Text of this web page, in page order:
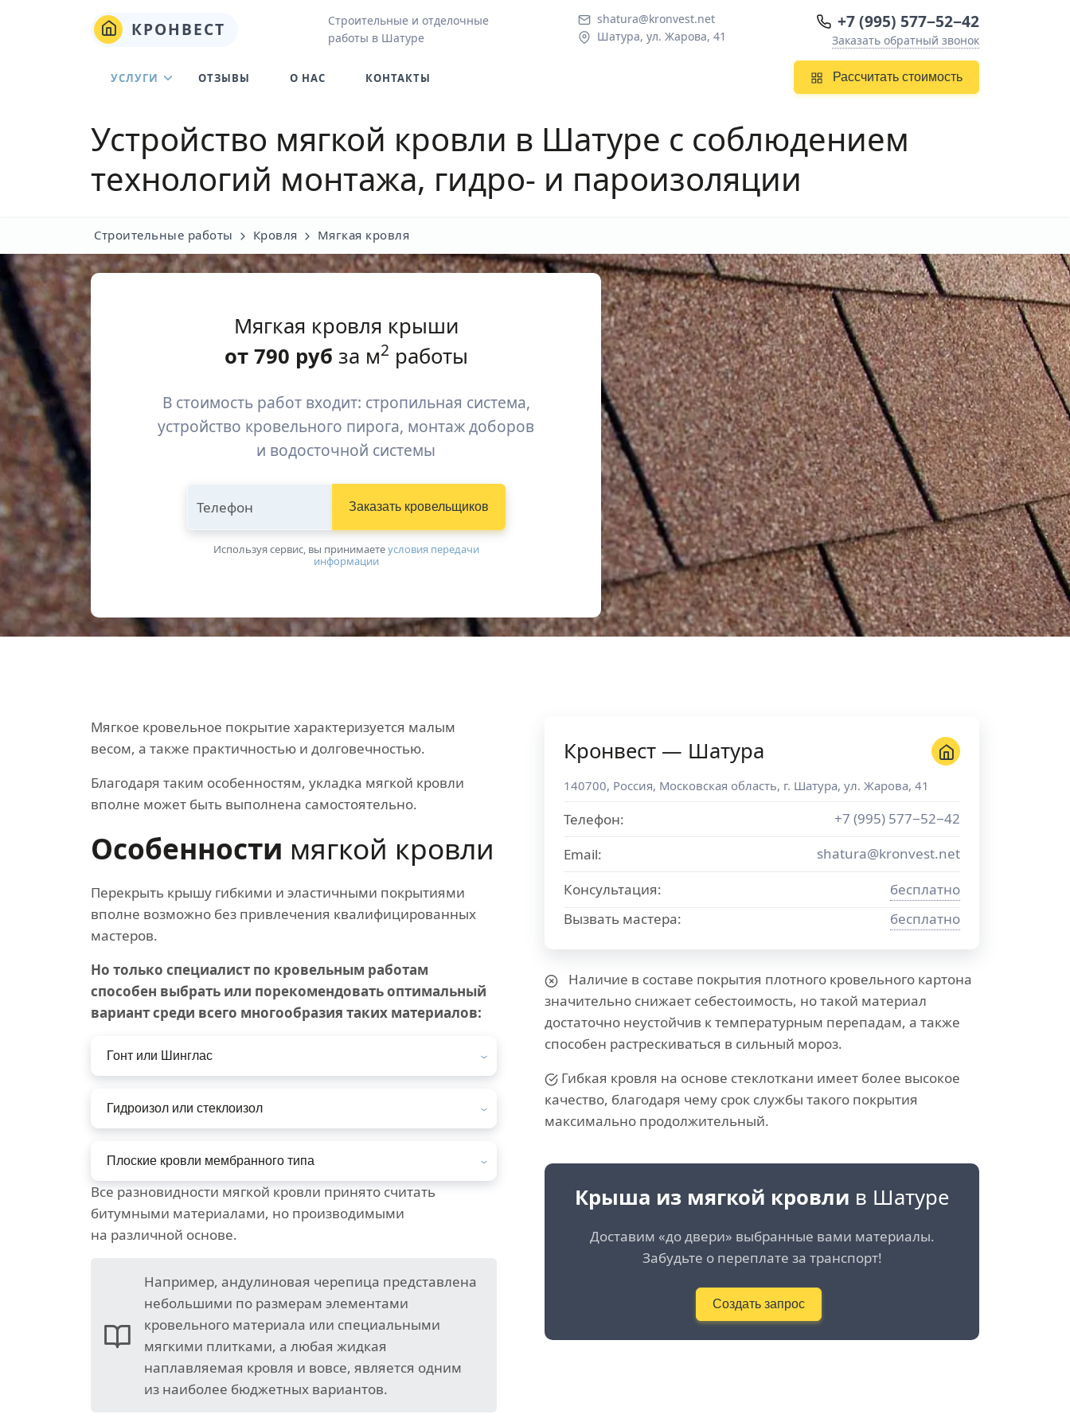
КРОНВЕСТ
Строительные и отделочные
работы в Шатуре
shatura@kronvest.net
Шатура, ул. Жарова, 41
+7 (995) 577−52−42
Заказать обратный звонок
Рассчитать стоимость
УСЛУГИ ОТЗЫВЫ О НАС КОНТАКТЫ
Устройство мягкой кровли в Шатуре с соблюдением
технологий монтажа, гидро- и пароизоляции
Строительные работы Кровля Мягкая кровля
Мягкая кровля крыши
от 790 руб за м2 работы
В стоимость работ входит: стропильная система,
устройство кровельного пирога, монтаж доборов
и водосточной системы
Телефон Заказатькровельщиков
Используя сервис, вы принимаетeусловия передачи
информации
Мягкое кровельное покрытие характеризуется малым
весом, а также практичностью и долговечностью.
Благодаря таким особенностям, укладка мягкой кровли
вполне может быть выполнена самостоятельно.
Особенности мягкой кровли
Перекрыть крышу гибкими и эластичными покрытиями
вполне возможно без привлечения квалифицированных
мастеров.
Но только специалист по кровельным работам
способен выбрать или порекомендовать оптимальный
вариант среди всего многообразия таких материалов:
Гонт или Шинглас
Гидроизол или стеклоизол
Плоские кровли мембранного типа
Все разновидности мягкой кровли принято считать
битумными материалами, но производимыми
на различной основе.
Например, андулиновая черепица представлена
небольшими по размерам элементами
кровельного материала или специальными
мягкими плитками, а любая жидкая
наплавляемая кровля и вовсе, является одним
из наиболее бюджетных вариантов.
Кронвест — Шатура
140700, Россия, Московская область, г. Шатура, ул. Жарова, 41
Телефон:
+7 (995) 577−52−42
Email:
shatura@kronvest.net
Консультация:
бесплатно
Вызвать мастера:
бесплатно
Наличие в составе покрытия плотного кровельного картона
значительно снижает себестоимость, но такой материал
достаточно неустойчив к температурным перепадам, а также
способен растрескиваться в сильный мороз.
Гибкая кровля на основе стеклоткани имеет более высокое
качество, благодаря чему срок службы такого покрытия
максимально продолжительный.
Крыша из мягкой кровли в Шатуре
Доставим «до двери» выбранные вами материалы.
Забудьте о переплате за транспорт!
Создать запрос